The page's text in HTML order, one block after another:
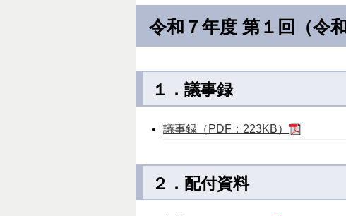
令和７年度 第１回（令
１．議事録
議事録（PDF：223KB）
２．配付資料